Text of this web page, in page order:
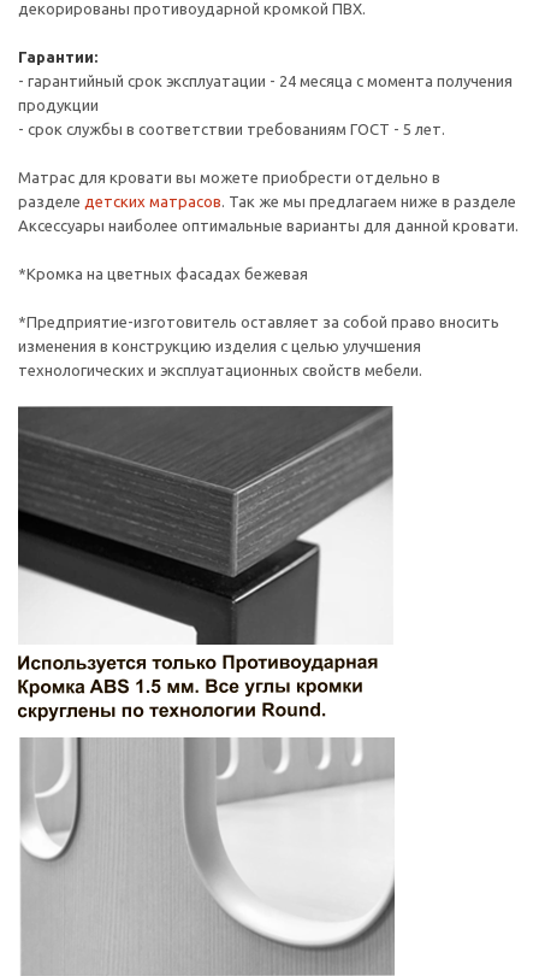
декорированы противоударной кромкой ПВХ.
Гарантии:
- гарантийный срок эксплуатации - 24 месяца с момента получения
продукции
- срок службы в соответствии требованиям ГОСТ - 5 лет.
Матрас для кровати вы можете приобрести отдельно в
разделе детских матрасов. Так же мы предлагаем ниже в разделе
Аксессуары наиболее оптимальные варианты для данной кровати.
*Кромка на цветных фасадах бежевая
*Предприятие-изготовитель оставляет за собой право вносить
изменения в конструкцию изделия с целью улучшения
технологических и эксплуатационных свойств мебели.